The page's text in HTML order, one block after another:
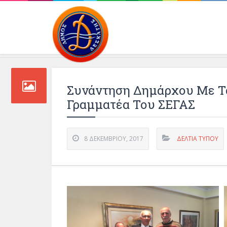
Συνάντηση Δημάρχου Με
Γραμματέα Του ΣΕΓΑΣ
8 ΔΕΚΕΜΒΡΊΟΥ, 2017 ΔΕΛΤΊΑ ΤΎΠΟΥ